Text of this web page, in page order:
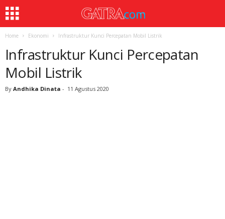
Home Ekonomi Infrastruktur Kunci Percepatan Mobil Listrik
Infrastruktur Kunci Percepatan
Mobil Listrik
By Andhika Dinata - 11 Agustus 2020